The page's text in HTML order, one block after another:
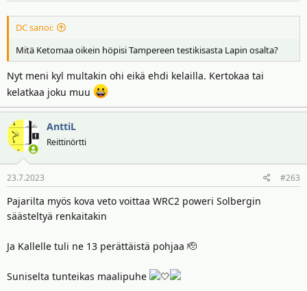
DC sanoi:
Mitä Ketomaa oikein höpisi Tampereen testikisasta Lapin osalta?
Nyt meni kyl multakin ohi eikä ehdi kelailla. Kertokaa tai
kelatkaa joku muu
AnttiL
Reittinörtti
23.7.2023 #263
Pajarilta myös kova veto voittaa WRC2 poweri Solbergin
säästeltyä renkaitakin
Ja Kallelle tuli ne 13 perättäistä pohjaa 🫡
Suniselta tunteikas maalipuhe 🤍